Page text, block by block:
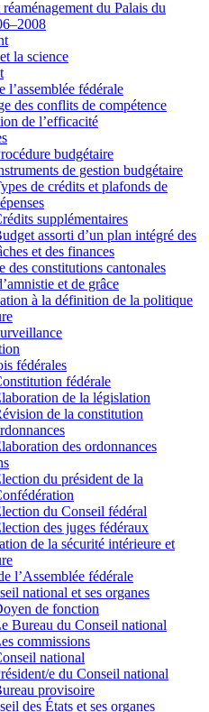
du Palais du
la science
l’assemblée fédérale
des conflits de compétence
de l’efficacité
budgétaire
de gestion budgétaire
de crédits et plafonds de
supplémentaires
assorti d’un plan intégré des
et des finances
des constitutions cantonales
et de grâce
à la définition de la politique
fédérales
fédérale
de la législation
de la constitution
des ordonnances
du président de la
du Conseil fédéral
des juges fédéraux
de la sécurité intérieure et
l’Assemblée fédérale
national et ses organes
de fonction
Bureau du Conseil national
commissions
national
e du Conseil national
provisoire
des États et ses organes